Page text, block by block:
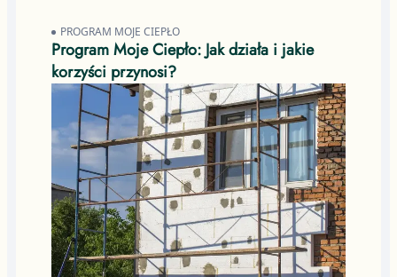
PROGRAM MOJE CIEPŁO
Program Moje Ciepło: Jak działa i jakie
korzyści przynosi?